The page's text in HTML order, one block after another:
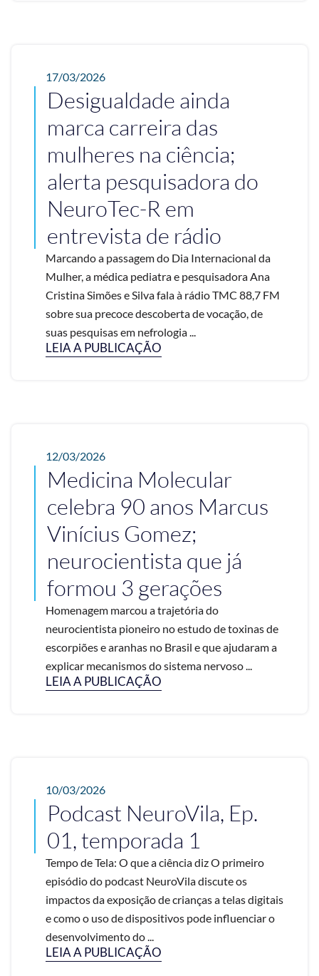
17/03/2026
Desigualdade ainda
marca carreira das
mulheres na ciência;
alerta pesquisadora do
NeuroTec-R em
entrevista de rádio
Marcando a passagem do Dia Internacional da
Mulher, a médica pediatra e pesquisadora Ana
Cristina Simões e Silva fala à rádio TMC 88,7 FM
sobre sua precoce descoberta de vocação, de
suas pesquisas em nefrologia ...
LEIA A PUBLICAÇÃO
12/03/2026
Medicina Molecular
celebra 90 anos Marcus
Vinícius Gomez;
neurocientista que já
formou 3 gerações
Homenagem marcou a trajetória do
neurocientista pioneiro no estudo de toxinas de
escorpiões e aranhas no Brasil e que ajudaram a
explicar mecanismos do sistema nervoso ...
LEIA A PUBLICAÇÃO
10/03/2026
Podcast NeuroVila, Ep.
01, temporada 1
Tempo de Tela: O que a ciência diz O primeiro
episódio do podcast NeuroVila discute os
impactos da exposição de crianças a telas digitais
e como o uso de dispositivos pode influenciar o
desenvolvimento do ...
LEIA A PUBLICAÇÃO